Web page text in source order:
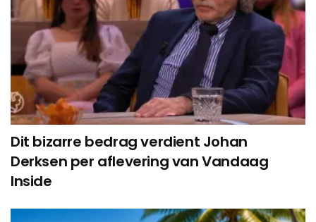
Dit bizarre bedrag verdient Johan
Derksen per aflevering van Vandaag
Inside